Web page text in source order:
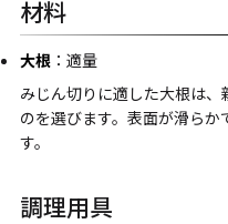
材料
大根：適量
みじん切りに適した大根は
のを選びます。表面が滑ら
す。
調理用具